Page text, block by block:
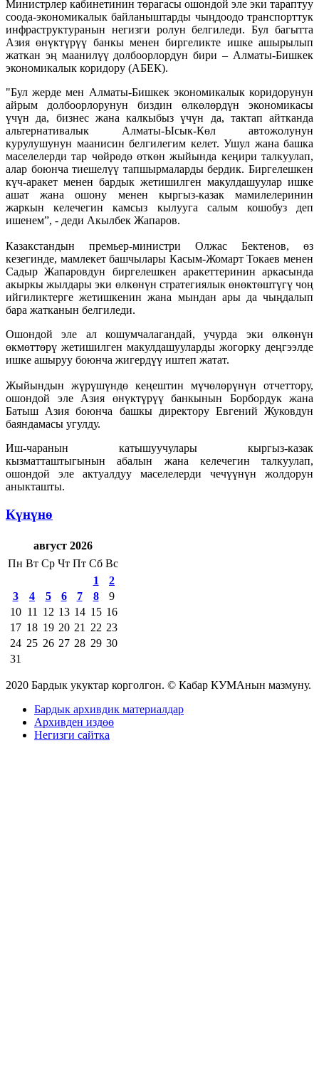
Министрлер кабинетинин төрагасы ошондой эле эки тараптуу
соода-экономикалык байланыштарды чыңдоодо транспорттук
инфраструктуранын негизги ролун белгиледи. Бул багытта
Азия өнүктүрүү банкы менен биргеликте ишке ашырылып
жаткан эң маанилүү долбоорлордун бири – Алматы-Бишкек
экономикалык коридору (АБЕК).
"Бул жерде мен Алматы-Бишкек экономикалык коридорунун
айрым долбоорлорунун биздин өлкөлөрдүн экономикасы
үчүн да, бизнес жана калкыбыз үчүн да, тактап айтканда
альтернативалык Алматы-Ысык-Көл автожолунун
курулушунун маанисин белгилегим келет. Ушул жана башка
маселелерди тар чөйрөдө өткөн жыйында кеңири талкуулап,
алар боюнча тиешелүү тапшырмаларды бердик. Биргелешкен
күч-аракет менен бардык жетишилген макулдашуулар ишке
ашат жана ошону менен кыргыз-казак мамилелеринин
жаркын келечегин камсыз кылууга салым кошобуз деп
ишенем”, - деди Акылбек Жапаров.
Казакстандын премьер-министри Олжас Бектенов, өз
кезегинде, мамлекет башчылары Касым-Жомарт Токаев менен
Садыр Жапаровдун биргелешкен аракеттеринин аркасында
акыркы жылдары эки өлкөнүн стратегиялык өнөктөштүгү чоң
ийгиликтерге жетишкенин жана мындан ары да чыңдалып
бара жатканын белгиледи.
Ошондой эле ал кошумчалагандай, учурда эки өлкөнүн
өкмөттөрү жетишилген макулдашууларды жогорку деңгээлде
ишке ашыруу боюнча жигердүү иштеп жатат.
Жыйындын жүрүшүндө кеңештин мүчөлөрүнүн отчеттору,
ошондой эле Азия өнүктүрүү банкынын Борбордук жана
Батыш Азия боюнча башкы директору Евгений Жуковдун
баяндамасы угулду.
Иш-чаранын катышуучулары кыргыз-казак
кызматташтыгынын абалын жана келечегин талкуулап,
ошондой эле актуалдуу маселелерди чечүүнүн жолдорун
аныкташты.
Күнүнө
август 2026
Пн Вт Ср Чт Пт Сб Вс
1
2
3
4 5 6 7 8
9
10 11 12 13 14 15 16
17 18 19 20 21 22 23
24 25 26 27 28 29 30
31
2020 Бардык укуктар корголгон. © Кабар КУМАнын мазмуну.
Бардык архивдик материалдар
Архивден издөө
Негизги сайтка